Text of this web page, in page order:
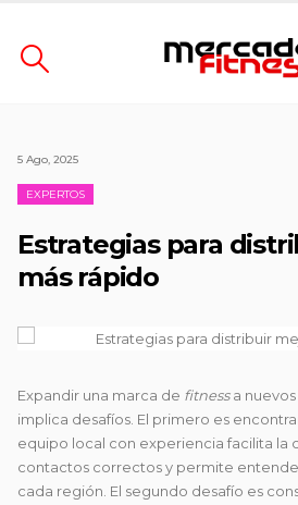
5 Ago, 2025
EXPERTOS
Estrategias para
más rápido
Expandir una marca de fitnessa
implica desafíos. El primero es
equipo local con experiencia facilita la
contactos correctos y permite
cada región. El segundo desafío es